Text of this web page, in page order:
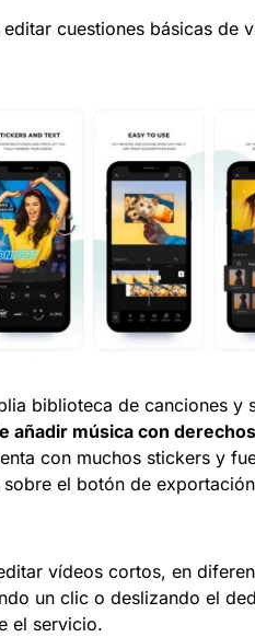
cuestiones básicas de
biblioteca de canciones y
añadir música con
con muchos stickers y
el botón de
vídeos cortos, en
un clic o deslizando el
el servicio.